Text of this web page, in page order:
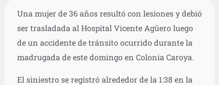
Una mujer de 36 años resultó con lesiones y debió
ser trasladada al Hospital Vicente Agüero luego
de un accidente de tránsito ocurrido durante la
madrugada de este domingo en Colonia Caroya.
El siniestro se registró alrededor de la 1:38 en la